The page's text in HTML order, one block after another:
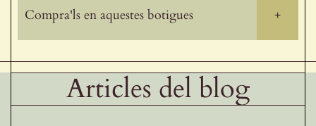
Compra'ls en aquestes botigues +
Articles del blog